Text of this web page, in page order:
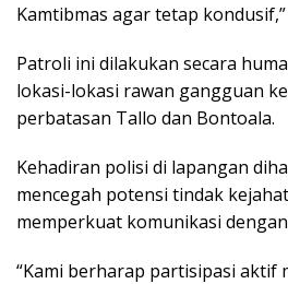
Kamtibmas agar tetap
Patroli ini dilakukan secara
lokasi-lokasi rawan gangguan
perbatasan Tallo dan Bontoala.
Kehadiran polisi di lapangan
mencegah potensi tindak
memperkuat komunikasi
“Kami berharap partisipasi aktif